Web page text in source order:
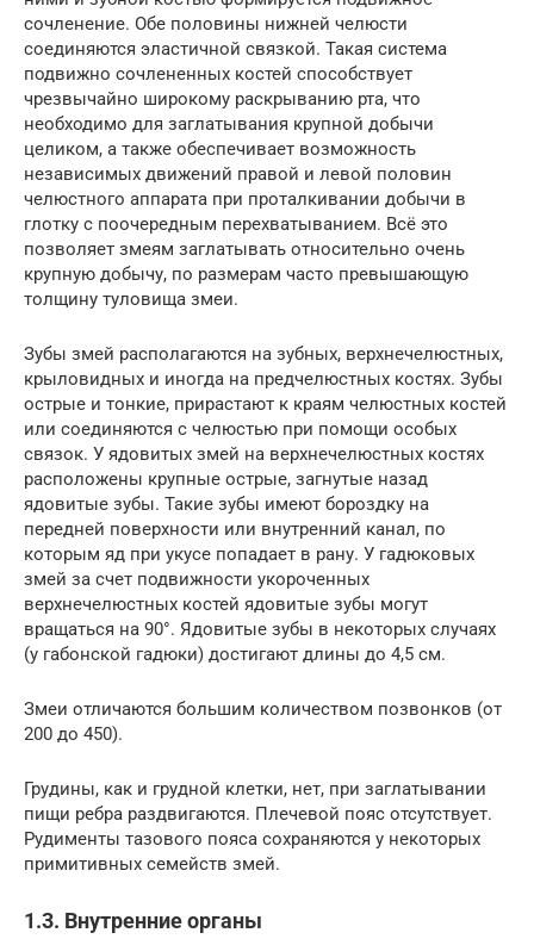
сочленение. Обе половины нижней челюсти
соединяются эластичной связкой. Такая система
подвижно сочлененных костей способствует
чрезвычайно широкому раскрыванию рта, что
необходимо для заглатывания крупной добычи
целиком, а также обеспечивает возможность
независимых движений правой и левой половин
челюстного аппарата при проталкивании добычи в
глотку с поочередным перехватыванием. Всё это
позволяет змеям заглатывать относительно очень
крупную добычу, по размерам часто превышающую
толщину туловища змеи.
Зубы змей располагаются на зубных, верхнечелюстных,
крыловидных и иногда на предчелюстных костях. Зубы
острые и тонкие, прирастают к краям челюстных костей
или соединяются с челюстью при помощи особых
связок. У ядовитых змей на верхнечелюстных костях
расположены крупные острые, загнутые назад
ядовитые зубы. Такие зубы имеют бороздку на
передней поверхности или внутренний канал, по
которым яд при укусе попадает в рану. У гадюковых
змей за счет подвижности укороченных
верхнечелюстных костей ядовитые зубы могут
вращаться на 90°. Ядовитые зубы в некоторых случаях
(у габонской гадюки) достигают длины до 4,5 см.
Змеи отличаются большим количеством позвонков (от
200 до 450).
Грудины, как и грудной клетки, нет, при заглатывании
пищи ребра раздвигаются. Плечевой пояс отсутствует.
Рудименты тазового пояса сохраняются у некоторых
примитивных семейств змей.
1.3. Внутренние органы